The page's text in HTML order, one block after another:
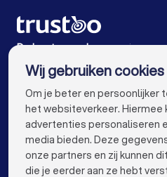
Coaches in Groningen
Coaches in Breda
Coaches in Enschede
Coaches in Arnhem
Coaches in Den Bosch
Coaches in Leiden
De beste coaches voor jou
VOOR PARTICULIEREN
Wij gebruiken cookies
Om je beter en persoonlijker
het websiteverkeer. Hiermee
advertenties personaliseren
media bieden. Deze
onze partners en zij kunnen
die je eerder aan ze hebt